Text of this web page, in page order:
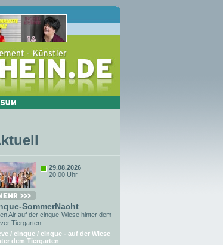
29.08.2026
20:00 Uhr
SommerNacht
Air auf der cinque-Wiese hinter dem
Tiergarten
/ cinque / cinque - auf der Wiese
dem Tiergarten